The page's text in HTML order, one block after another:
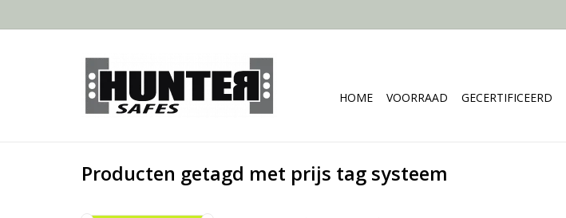
HOME VOORRAAD GECERTIFICEERD
Producten getagd met prijs tag systeem